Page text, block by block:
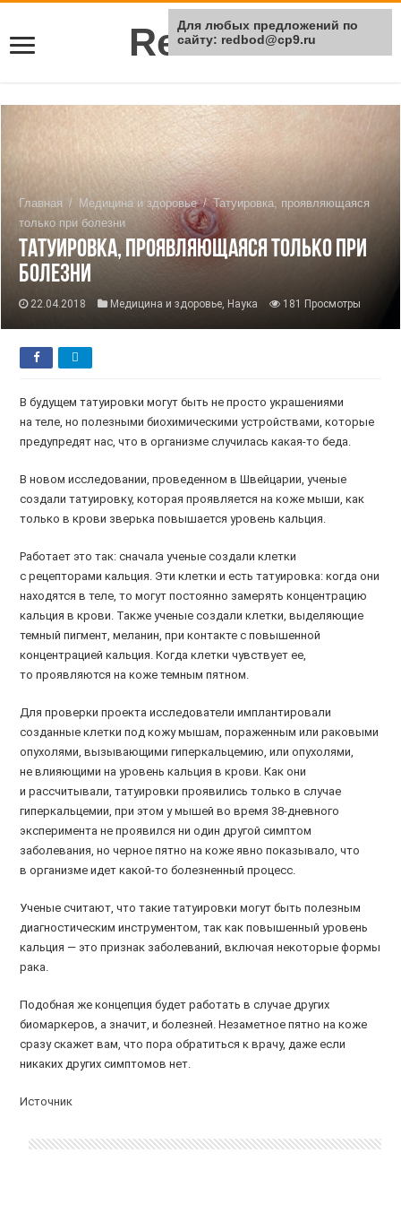
Rei Red
Главная / Медицина и здоровье / Татуировка, проявляющаяся
только при болезни
Татуировка, проявляющаяся только при
болезни
22.04.2018 Медицина и здоровье, Наука 181 Просмотры
В будущем татуировки могут быть не просто украшениями
на теле, но полезными биохимическими устройствами, которые
предупредят нас, что в организме случилась какая-то беда.
В новом исследовании, проведенном в Швейцарии, ученые
создали татуировку, которая проявляется на коже мыши, как
только в крови зверька повышается уровень кальция.
Работает это так: сначала ученые создали клетки
с рецепторами кальция. Эти клетки и есть татуировка: когда они
находятся в теле, то могут постоянно замерять концентрацию
кальция в крови. Также ученые создали клетки, выделяющие
темный пигмент, меланин, при контакте с повышенной
концентрацией кальция. Когда клетки чувствует ее,
то проявляются на коже темным пятном.
Для проверки проекта исследователи имплантировали
созданные клетки под кожу мышам, пораженным или раковыми
опухолями, вызывающими гиперкальцемию, или опухолями,
не влияющими на уровень кальция в крови. Как они
и рассчитывали, татуировки проявились только в случае
гиперкальцемии, при этом у мышей во время 38-дневного
эксперимента не проявился ни один другой симптом
заболевания, но черное пятно на коже явно показывало, что
в организме идет какой-то болезненный процесс.
Ученые считают, что такие татуировки могут быть полезным
диагностическим инструментом, так как повышенный уровень
кальция — это признак заболеваний, включая некоторые формы
рака.
Подобная же концепция будет работать в случае других
биомаркеров, а значит, и болезней. Незаметное пятно на коже
сразу скажет вам, что пора обратиться к врачу, даже если
никаких других симптомов нет.
Источник
Для любых предложений по
сайту: redbod@cp9.ru